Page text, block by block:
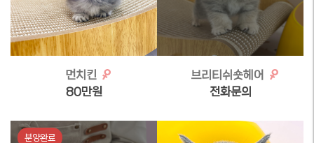
먼치킨
80만원
브리티쉬숏헤어
전화문의
분양완료